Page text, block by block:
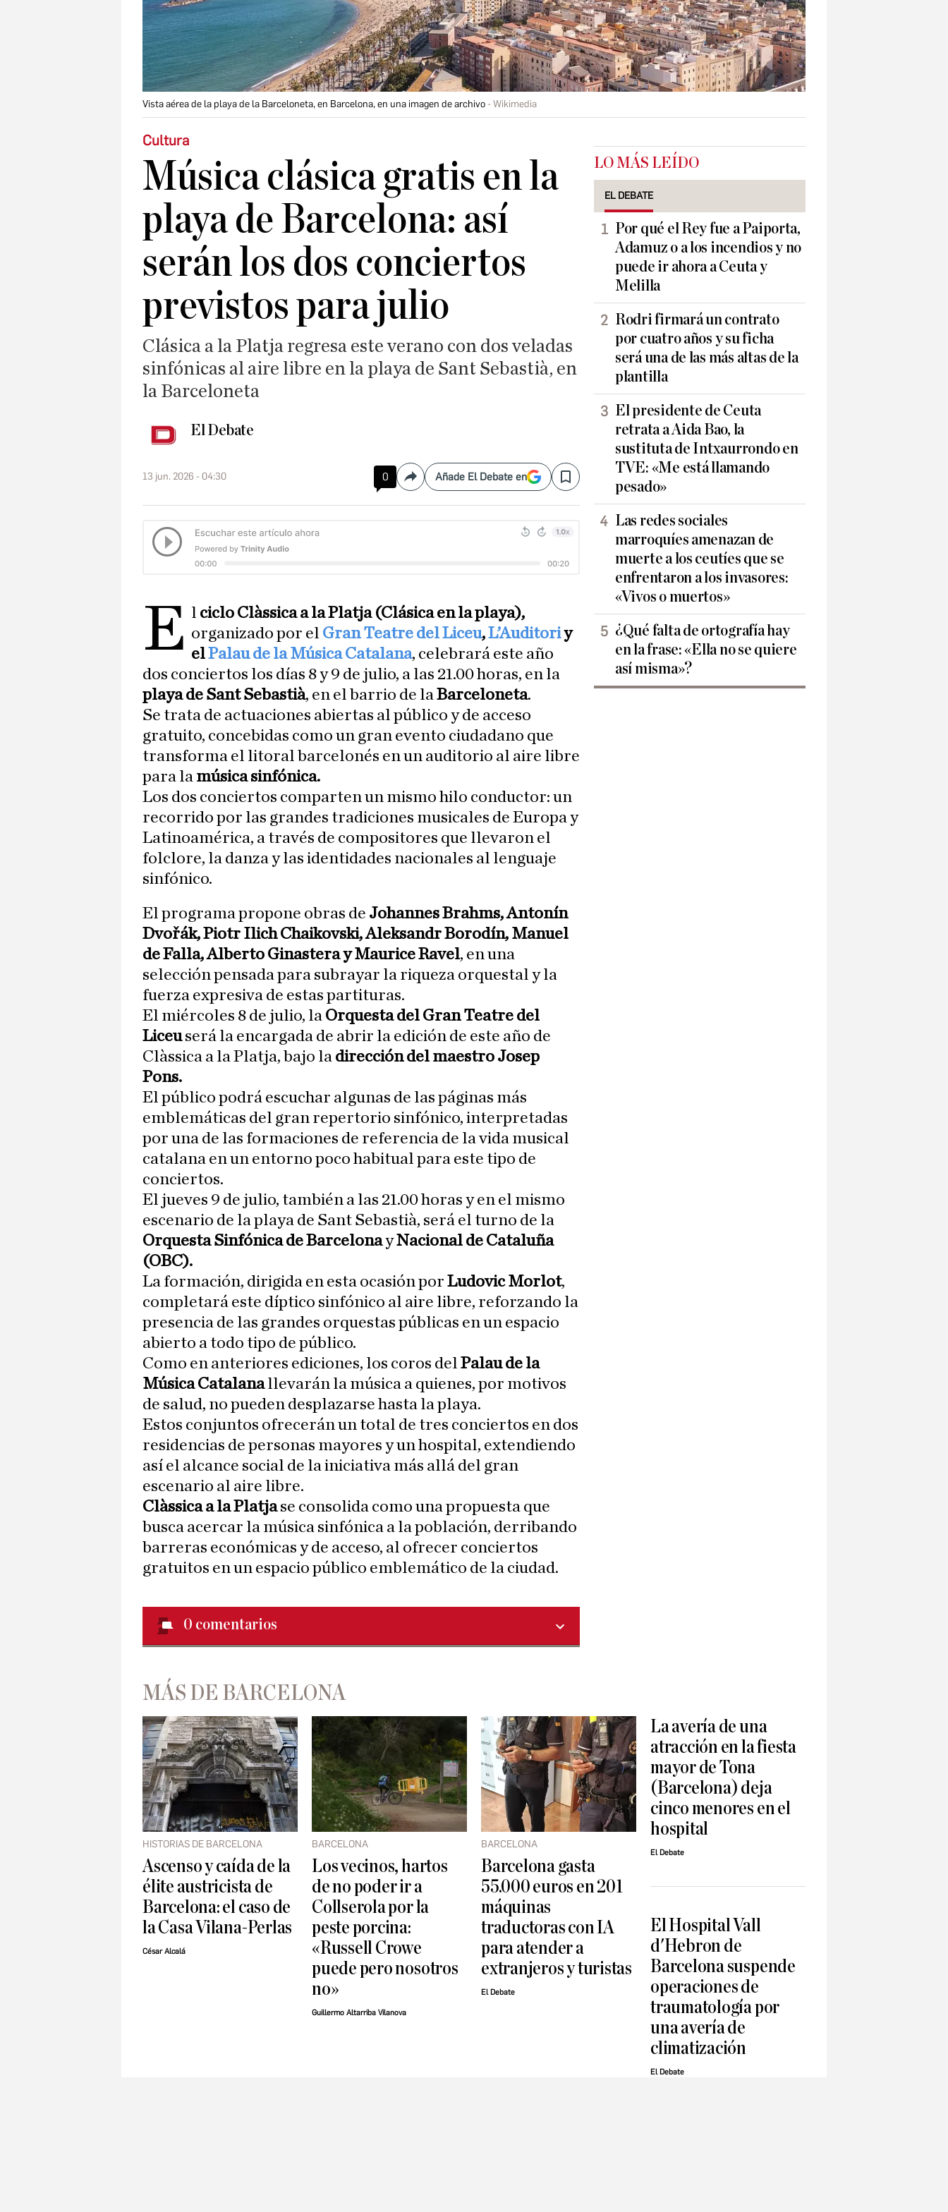
Vista aérea de la playa de la Barceloneta, en Barcelona, en una imagen de archivo Wikimedia
Cultura
Música clásica gratis en la
playa de Barcelona: así
serán los dos conciertos
previstos para julio
Clásica a la Platja regresa este verano con dos veladas
sinfónicas al aire libre en la playa de Sant Sebastià, en
la Barceloneta
El Debate
13 jun. 2026 - 04:30 0 CompartirAñade El Debate en Save
E l ciclo Clàssica a la Platja (Clásica en la playa),
organizado por el Gran Teatre del Liceu,L’Auditoriy
elPalau de la Música Catalana, celebrará este año
dos conciertos los días 8 y 9 de julio, a las 21.00 horas, en la
playa de Sant Sebastià, en el barrio de laBarceloneta.
Se trata de actuaciones abiertas al público y de acceso
gratuito, concebidas como un gran evento ciudadano que
transforma el litoral barcelonés en un auditorio al aire libre
para la música sinfónica.
Los dos conciertos comparten un mismo hilo conductor: un
recorrido por las grandes tradiciones musicales de Europa y
Latinoamérica, a través de compositores que llevaron el
folclore, la danza y las identidades nacionales al lenguaje
sinfónico.
El programa propone obras de Johannes Brahms, Antonín
Dvořák, Piotr Ilich Chaikovski, Aleksandr Borodín, Manuel
de Falla, Alberto Ginastera y Maurice Ravel, en una
selección pensada para subrayar la riqueza orquestal y la
fuerza expresiva de estas partituras.
El miércoles 8 de julio, la Orquesta del Gran Teatre del
Liceuserá la encargada de abrir la edición de este año de
Clàssica a la Platja, bajo la dirección del maestro Josep
Pons.
El público podrá escuchar algunas de las páginas más
emblemáticas del gran repertorio sinfónico, interpretadas
por una de las formaciones de referencia de la vida musical
catalana en un entorno poco habitual para este tipo de
conciertos.
El jueves 9 de julio, también a las 21.00 horas y en el mismo
escenario de la playa de Sant Sebastià, será el turno de la
Orquesta Sinfónica de BarcelonayNacional de Cataluña
(OBC).
La formación, dirigida en esta ocasión por Ludovic Morlot,
completará este díptico sinfónico al aire libre, reforzando la
presencia de las grandes orquestas públicas en un espacio
abierto a todo tipo de público.
Como en anteriores ediciones, los coros del Palau de la
Música Catalanallevarán la música a quienes, por motivos
de salud, no pueden desplazarse hasta la playa.
Estos conjuntos ofrecerán un total de tres conciertos en dos
residencias de personas mayores y un hospital, extendiendo
así el alcance social de la iniciativa más allá del gran
escenario al aire libre.
Clàssica a la Platjase consolida como una propuesta que
busca acercar la música sinfónica a la población, derribando
barreras económicas y de acceso, al ofrecer conciertos
gratuitos en un espacio público emblemático de la ciudad.
0 comentarios
LO MÁS LEÍDO
EL DEBATE
Por qué el Rey fue a Paiporta,
Adamuz o a los incendios y no
puede ir ahora a Ceuta y
Melilla
Rodri firmará un contrato
por cuatro años y su ficha
será una de las más altas de la
plantilla
El presidente de Ceuta
retrata a Aida Bao, la
sustituta de Intxaurrondo en
TVE: «Me está llamando
pesado»
Las redes sociales
marroquíes amenazan de
muerte a los ceutíes que se
enfrentaron a los invasores:
«Vivos o muertos»
¿Qué falta de ortografía hay
en la frase: «Ella no se quiere
así misma»?
MÁS DE BARCELONA
HISTORIAS DE BARCELONA
Ascenso y caída de la
élite austricista de
Barcelona: el caso de
la Casa Vilana-Perlas
César Alcalá
BARCELONA
Los vecinos, hartos
de no poder ir a
Collserola por la
peste porcina:
«Russell Crowe
puede pero nosotros
no»
Guillermo Altarriba Vilanova
BARCELONA
Barcelona gasta
55.000 euros en 201
máquinas
traductoras con IA
para atender a
extranjeros y turistas
El Debate
La avería de una
atracción en la fiesta
mayor de Tona
(Barcelona) deja
cinco menores en el
hospital
El Debate
El Hospital Vall
d'Hebron de
Barcelona suspende
operaciones de
traumatología por
una avería de
climatización
El Debate